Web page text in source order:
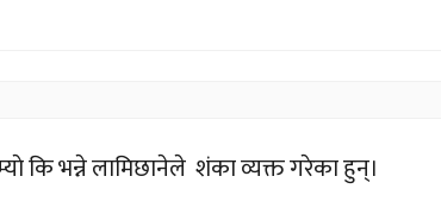
कि भन्ने लामिछानेले शंका व्यक्त गरेका हुन्।